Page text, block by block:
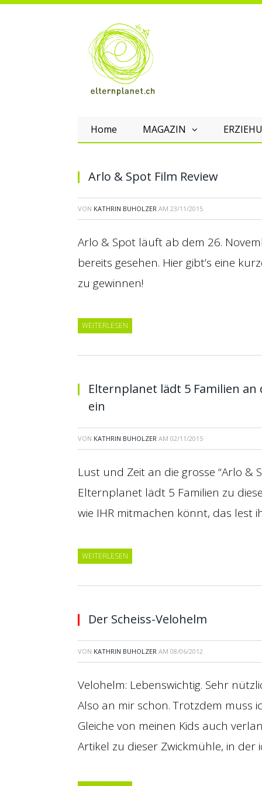
Home MAGAZIN
Arlo & Spot Film Review
VON KATHRIN BUHOLZER AM 23/11/2015
Arlo & Spot läuft ab dem 26.
bereits gesehen. Hier gibt’s eine
zu gewinnen!
WEITERLESEN
Elternplanet lädt 5 Familien
ein
VON KATHRIN BUHOLZER AM 02/11/2015
Lust und Zeit an die grosse “Arlo &
Elternplanet lädt 5 Familien zu
wie IHR mitmachen könnt, das lest
WEITERLESEN
Der Scheiss-Velohelm
VON KATHRIN BUHOLZER AM 08/06/2012
Velohelm: Lebenswichtig. Sehr
Also an mir schon. Trotzdem muss
Gleiche von meinen Kids auch
Artikel zu dieser Zwickmühle, in der